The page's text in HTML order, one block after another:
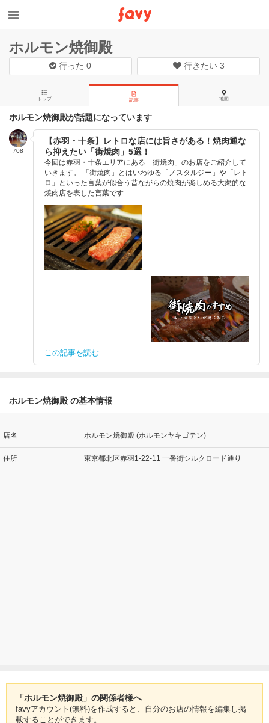
ホルモン焼御殿
行った0 行きたい 3
トップ 記事 地図
ホルモン焼御殿が話題になっています
708
【赤羽・十条】レトロな店には旨さがある！焼肉通な
ら抑えたい「街焼肉」5選！
今回は赤羽・十条エリアにある「街焼肉」のお店をご紹介して
いきます。 「街焼肉」とはいわゆる「ノスタルジー」や「レト
ロ」といった言葉が似合う昔ながらの焼肉が楽しめる大衆的な
焼肉店を表した言葉です...
この記事を読む
ホルモン焼御殿 の基本情報
店名 ホルモン焼御殿 (ホルモンヤキゴテン)
住所 東京都北区赤羽1-22-11 一番街シルクロード通り
「ホルモン焼御殿」の関係者様へ
favyアカウント(無料)を作成すると、自分のお店の情報を編集し掲
載することができます。